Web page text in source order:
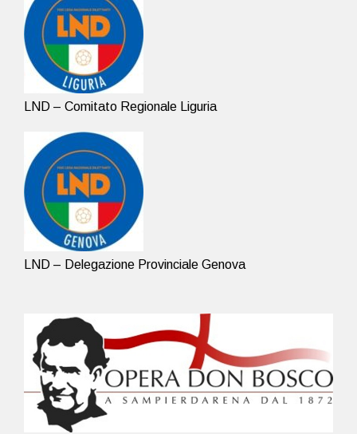
LND – Comitato Regionale Liguria
LND – Delegazione Provinciale Genova